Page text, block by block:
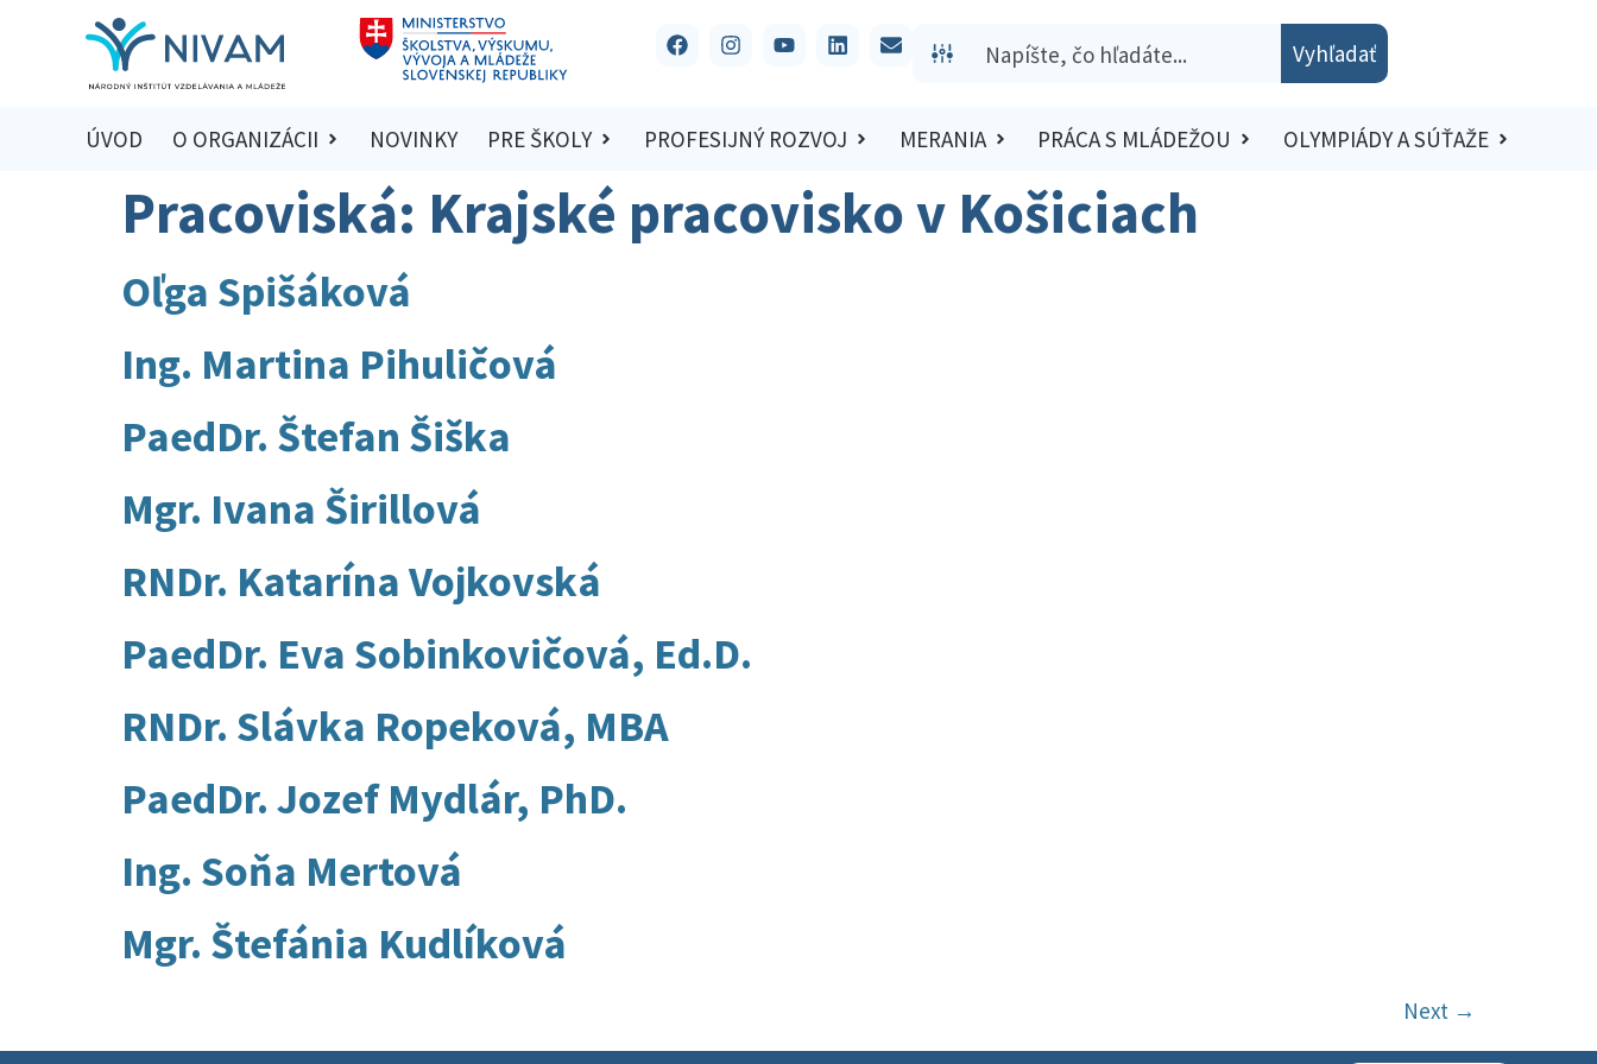
Vyhľadať
ÚVOD O ORGANIZÁCII NOVINKY PRE ŠKOLY PROFESIJNÝ ROZVOJ MERANIA PRÁCA S MLÁDEŽOU OLYMPIÁDY A SÚŤAŽE
Pracoviská: Krajské pracovisko v Košiciach
Oľga Spišáková
Ing. Martina Pihuličová
PaedDr. Štefan Šiška
Mgr. Ivana Širillová
RNDr. Katarína Vojkovská
PaedDr. Eva Sobinkovičová, Ed.D.
RNDr. Slávka Ropeková, MBA
PaedDr. Jozef Mydlár, PhD.
Ing. Soňa Mertová
Mgr. Štefánia Kudlíková
Next →